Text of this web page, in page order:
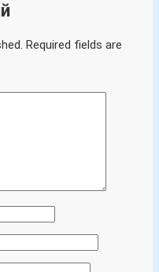
Required fields are